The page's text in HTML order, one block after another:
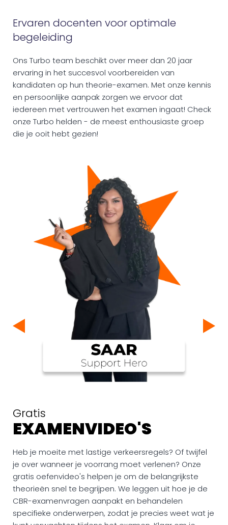
Ervaren docenten voor optimale
begeleiding
Ons Turbo team beschikt over meer dan 20 jaar
ervaring in het succesvol voorbereiden van
kandidaten op hun theorie-examen. Met onze kennis
en persoonlijke aanpak zorgen we ervoor dat
iedereen met vertrouwen het examen ingaat! Check
onze Turbo helden - de meest enthousiaste groep
die je ooit hebt gezien!
Gratis
EXAMENVIDEO'S
Heb je moeite met lastige verkeersregels? Of twijfel
je over wanneer je voorrang moet verlenen? Onze
gratis oefenvideo's helpen je om de belangrijkste
theorieën snel te begrijpen. We leggen uit hoe je de
CBR-examenvragen aanpakt en behandelen
specifieke onderwerpen, zodat je precies weet wat je